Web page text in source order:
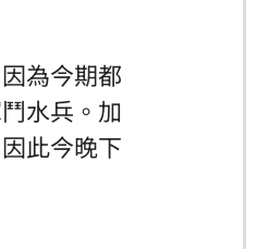
為今期都
水兵。加
此今晚下